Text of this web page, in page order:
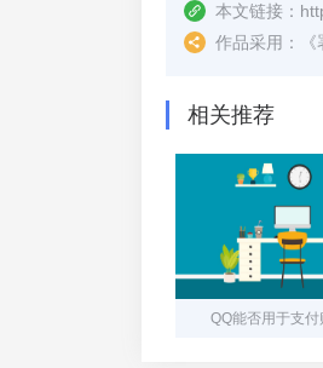
本文链接：
作品采用：
《
相关推荐
QQ能否用于支付